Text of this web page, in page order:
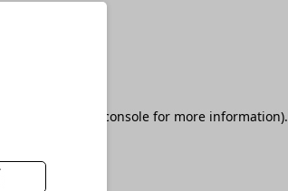
browser console for more information).